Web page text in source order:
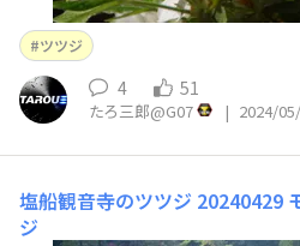
ツツジ
4 51
たろ三郎@G07 | 2024/
塩船観音寺のツツジ 20240429
ジ